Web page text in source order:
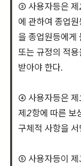
③ 사용자등은 제
에 관하여 종업
을 종업원등에게
또는 규정의 적
받아야 한다.
④ 사용자등은 제
제2항에 따른 보
구체적 사항을
⑤ 사용자등이 제